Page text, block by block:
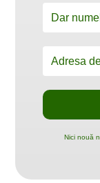
Nici nouă